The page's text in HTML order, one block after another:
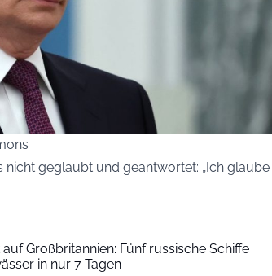
geglaubt und geantwortet: „Ich glaube
Großbritannien: Fünf russische Schiffe
in nur 7 Tagen